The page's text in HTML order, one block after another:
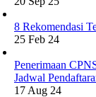
8 Rekomendasi
25 Feb 24
Penerimaan
Jadwal
17 Aug 24